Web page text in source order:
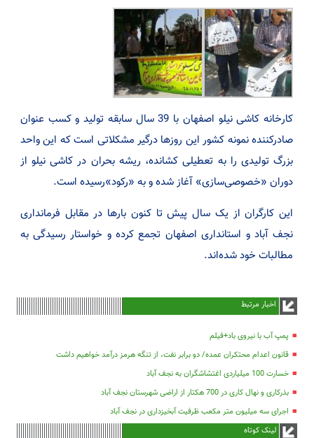
کارخانه کاشی نیلو اصفهان با 39 سال سابقه تولید و کسب عنوان
صادرکننده نمونه کشور این روزها درگیر مشکلاتی است که این واحد
بزرگ تولیدی را به تعطیلی کشانده، ریشه بحران در کاشی نیلو از
دوران «خصوصی‌سازی» آغاز شده و به «رکود»رسیده است.
این کارگران از یک سال پیش تا کنون بارها در مقابل فرمانداری
نجف آباد و استانداری اصفهان تجمع کرده و خواستار رسیدگی به
مطالبات خود شده‌اند.
اخبار مرتبط
پمپ آب با نیروی باد+فیلم
قانون اعدام محتکران عمده/ دو برابر نفت، از تنگه هرمز درآمد خواهیم داشت
خسارت 100 میلیاردی اغتشاشگران به نجف آباد
بذرکاری و نهال کاری در 700 هکتار از اراضی شهرستان نجف آباد
اجرای سه میلیون متر مکعب ظرفیت آبخیزداری در نجف آباد
لینک کوتاه